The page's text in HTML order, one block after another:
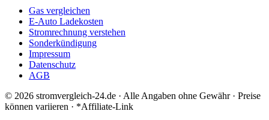
Gas vergleichen
E-Auto Ladekosten
Stromrechnung verstehen
Sonderkündigung
Impressum
Datenschutz
AGB
© 2026 stromvergleich-24.de · Alle Angaben ohne Gewähr · Preise
können variieren · *Affiliate-Link